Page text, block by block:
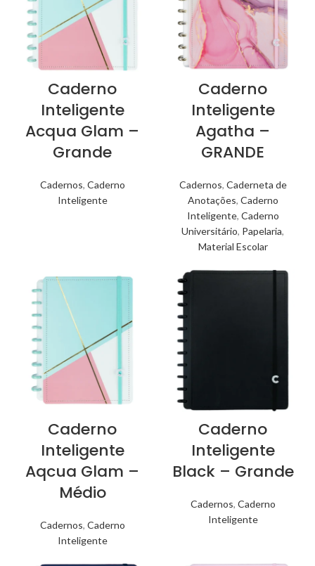
Caderno
Inteligente
Acqua Glam –
Grande
Cadernos, Caderno
Inteligente
Caderno
Inteligente
Agatha –
GRANDE
Cadernos, Caderneta de
Anotações, Caderno
Inteligente, Caderno
Universitário, Papelaria,
Material Escolar
Caderno
Inteligente
Aqcua Glam –
Médio
Cadernos, Caderno
Inteligente
Caderno
Inteligente
Black – Grande
Cadernos, Caderno
Inteligente